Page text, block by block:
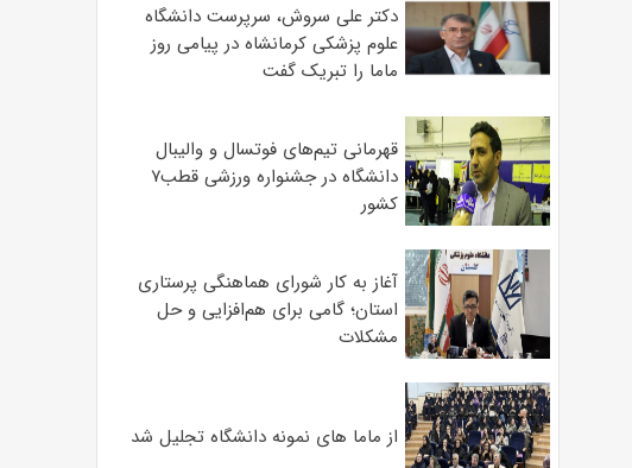
دکتر علی سروش، سرپرست دانشگاه
علوم پزشکی کرمانشاه در پیامی روز
ماما را تبریک گفت
قهرمانی تیم‌های فوتسال و والیبال
دانشگاه در جشنواره ورزشی قطب۷
کشور
آغاز به کار شورای هماهنگی پرستاری
استان؛ گامی برای هم‌افزایی و حل
مشکلات
از ماما های نمونه دانشگاه تجلیل شد